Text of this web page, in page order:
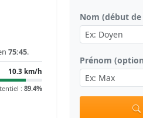
75:45.
10.3 km/h
: 89.4%
Nom (début
Prénom